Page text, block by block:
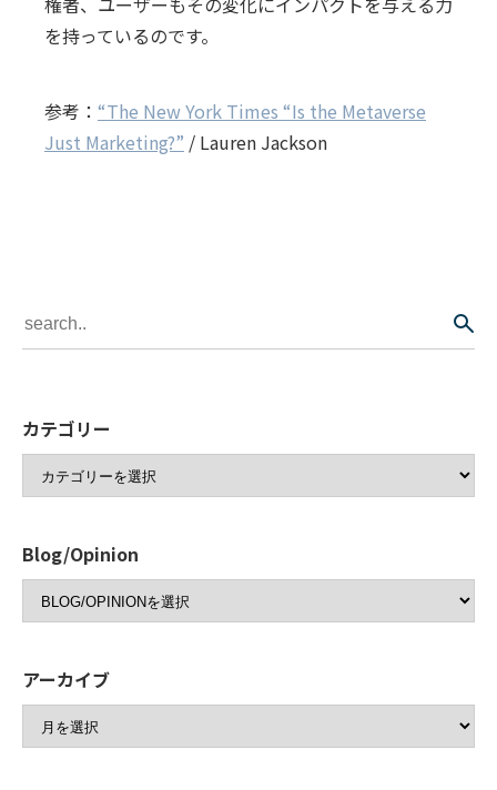
を持っているのです。
参考： “The New York Times “Is the Metaverse
Just Marketing?” / Lauren Jackson
カテゴリー
Blog/Opinion
アーカイブ